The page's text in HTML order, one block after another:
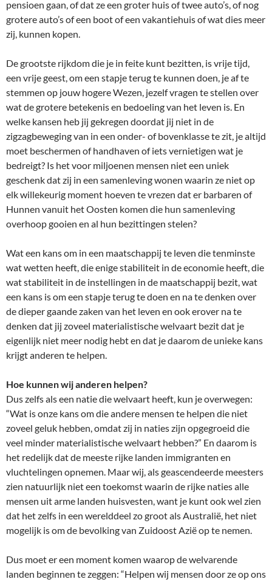
pensioen gaan, of dat ze een groter huis of twee auto’s, of nog
grotere auto’s of een boot of een vakantiehuis of wat dies meer
zij, kunnen kopen.
De grootste rijkdom die je in feite kunt bezitten, is vrije tijd,
een vrije geest, om een stapje terug te kunnen doen, je af te
stemmen op jouw hogere Wezen, jezelf vragen te stellen over
wat de grotere betekenis en bedoeling van het leven is. En
welke kansen heb jij gekregen doordat jij niet in de
zigzagbeweging van in een onder- of bovenklasse te zit, je altijd
moet beschermen of handhaven of iets vernietigen wat je
bedreigt? Is het voor miljoenen mensen niet een uniek
geschenk dat zij in een samenleving wonen waarin ze niet op
elk willekeurig moment hoeven te vrezen dat er barbaren of
Hunnen vanuit het Oosten komen die hun samenleving
overhoop gooien en al hun bezittingen stelen?
Wat een kans om in een maatschappij te leven die tenminste
wat wetten heeft, die enige stabiliteit in de economie heeft, die
wat stabiliteit in de instellingen in de maatschappij bezit, wat
een kans is om een stapje terug te doen en na te denken over
de dieper gaande zaken van het leven en ook erover na te
denken dat jij zoveel materialistische welvaart bezit dat je
eigenlijk niet meer nodig hebt en dat je daarom de unieke kans
krijgt anderen te helpen.
Hoe kunnen wij anderen helpen?
Dus zelfs als een natie die welvaart heeft, kun je overwegen:
“Wat is onze kans om die andere mensen te helpen die niet
zoveel geluk hebben, omdat zij in naties zijn opgegroeid die
veel minder materialistische welvaart hebben?” En daarom is
het redelijk dat de meeste rijke landen immigranten en
vluchtelingen opnemen. Maar wij, als geascendeerde meesters
zien natuurlijk niet een toekomst waarin de rijke naties alle
mensen uit arme landen huisvesten, want je kunt ook wel zien
dat het zelfs in een werelddeel zo groot als Australië, het niet
mogelijk is om de bevolking van Zuidoost Azië op te nemen.
Dus moet er een moment komen waarop de welvarende
landen beginnen te zeggen: “Helpen wij mensen door ze op ons